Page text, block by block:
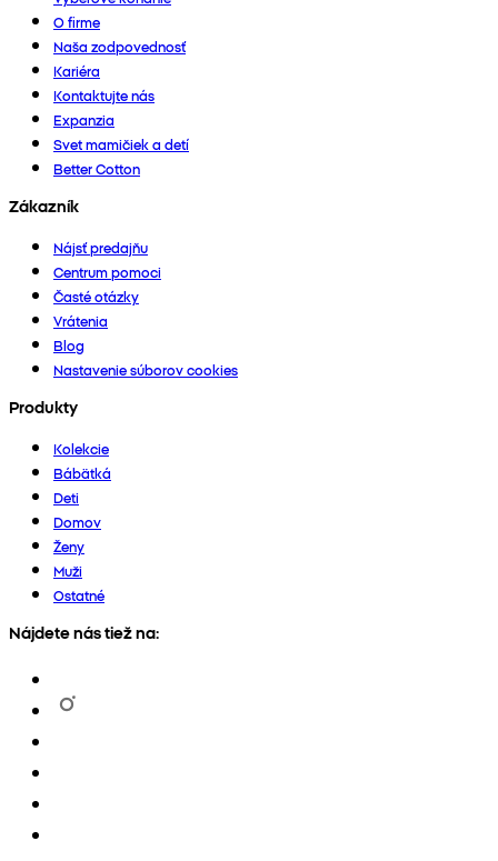
O firme
Naša zodpovednosť
Kariéra
Kontaktujte nás
Expanzia
Svet mamičiek a detí
Better Cotton
Zákazník
Nájsť predajňu
Centrum pomoci
Časté otázky
Vrátenia
Blog
Nastavenie súborov cookies
Produkty
Kolekcie
Bábätká
Deti
Domov
Ženy
Muži
Ostatné
Nájdete nás tiež na: